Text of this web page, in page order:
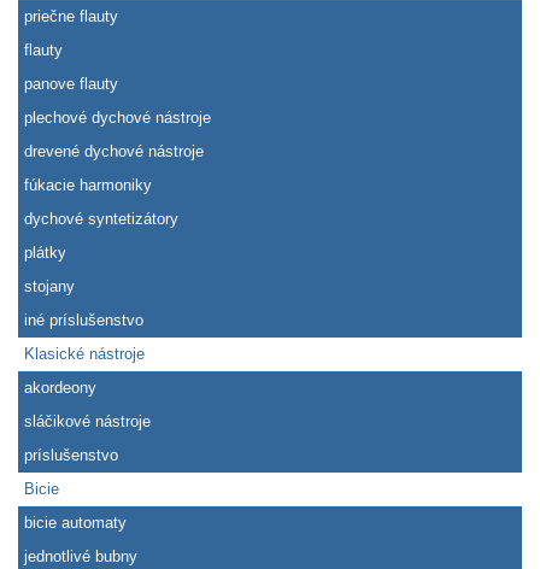
priečne flauty
flauty
panove flauty
plechové dychové nástroje
drevené dychové nástroje
fúkacie harmoniky
dychové syntetizátory
plátky
stojany
iné príslušenstvo
Klasické nástroje
akordeony
sláčikové nástroje
príslušenstvo
Bicie
bicie automaty
jednotlivé bubny